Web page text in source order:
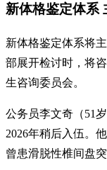
新体格鉴定体系
新体格鉴定体系将
部展开检讨时，将
生咨询委员会。
公务员李文奇（51
2026年稍后入伍。
曾患滑脱性椎间盘